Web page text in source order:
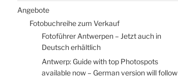
Angebote
Fotobuchreihe zum Verkauf
Fotoführer Antwerpen – Jetzt auch in
Deutsch erhältlich
Antwerp: Guide with top Photospots
available now – German version will follow